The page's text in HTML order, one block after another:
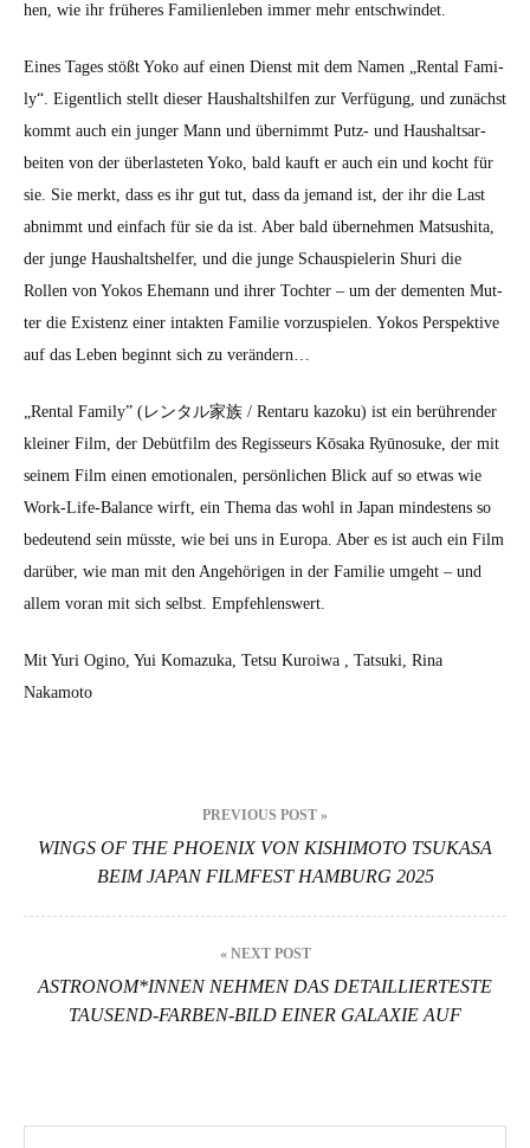
hen, wie ihr früheres Fam­i­lien­leben immer mehr entschwindet.
Eines Tages stößt Yoko auf einen Dienst mit dem Namen „Rental Fam­i­
ly“. Eigentlich stellt dieser Haushalt­shil­fen zur Ver­fü­gung, und zunächst
kommt auch ein junger Mann und übern­immt Putz- und Haushalt­sar­
beit­en von der über­lasteten Yoko, bald kauft er auch ein und kocht für
sie. Sie merkt, dass es ihr gut tut, dass da jemand ist, der ihr die Last
abn­immt und ein­fach für sie da ist. Aber bald übernehmen Mat­sushi­ta,
der junge Haushalt­shelfer, und die junge Schaus­pielerin Shuri die
Rollen von Yokos Ehe­mann und ihrer Tochter – um der dementen Mut­
ter die Exis­tenz ein­er intak­ten Fam­i­lie vorzus­pie­len. Yokos Per­spek­tive
auf das Leben begin­nt sich zu verän­dern…
„Rental Fam­i­ly” (レンタル家族 / Rentaru kazoku) ist ein berühren­der
klein­er Film, der Debüt­film des Regis­seurs Kōsa­ka Ryūno­suke, der mit
seinem Film einen emo­tionalen, per­sön­lichen Blick auf so etwas wie
Work-Life-Bal­ance wirft, ein The­ma das wohl in Japan min­destens so
bedeu­tend sein müsste, wie bei uns in Europa. Aber es ist auch ein Film
darüber, wie man mit den Ange­höri­gen in der Fam­i­lie umge­ht – und
allem voran mit sich selb­st. Empfehlenswert.
Mit Yuri Ogi­no, Yui Komazu­ka, Tet­su Kuroi­wa , Tat­su­ki, Rina
Nakamo­to
PREVIOUS POST »
WINGS OF THE PHOENIX VON KISHIMOTO TSUKASA
BEIM JAPAN FILMFEST HAMBURG 2025
« NEXT POST
ASTRONOM*INNEN NEHMEN DAS DETAILLIERTESTE
TAUSEND-FARBEN-BILD EINER GALAXIE AUF